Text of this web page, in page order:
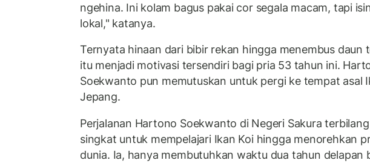
ngehina. Ini kolam bagus pakai cor segala macam, tapi
lokal," katanya.
Ternyata hinaan dari bibir rekan hingga menembus daun
itu menjadi motivasi tersendiri bagi pria 53 tahun ini.
Soekwanto pun memutuskan untuk pergi ke tempat asal
Jepang.
Perjalanan Hartono Soekwanto di Negeri Sakura
singkat untuk mempelajari Ikan Koi hingga menorehkan
dunia. Ia, hanya membutuhkan waktu dua tahun delapan